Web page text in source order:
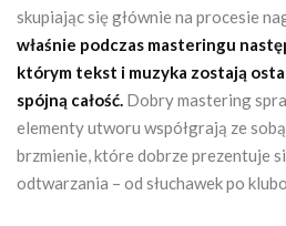
skupiając się głównie na procesie
właśnie podczas masteringu
którym tekst i muzyka zostają
spójną całość. Dobry mastering
elementy utworu współgrają ze
brzmienie, które dobrze prezentuje
odtwarzania – od słuchawek po